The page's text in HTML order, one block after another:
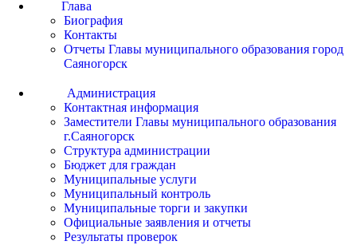
Глава
Биография
Контакты
Отчеты Главы муниципального образования город
Саяногорск
Администрация
Контактная информация
Заместители Главы муниципального образования
г.Саяногорск
Структура администрации
Бюджет для граждан
Муниципальные услуги
Муниципальный контроль
Муниципальные торги и закупки
Официальные заявления и отчеты
Результаты проверок